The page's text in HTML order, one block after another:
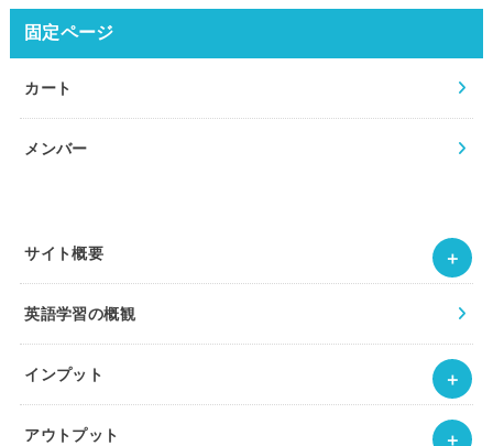
固定ページ
カート
メンバー
サイト概要
英語学習の概観
インプット
アウトプット